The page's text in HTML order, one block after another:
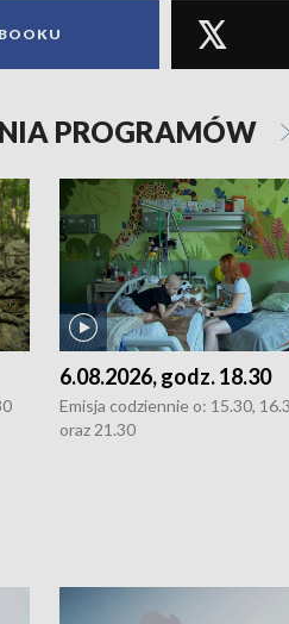
PROGRAMÓW
6.08.2026, godz. 18.30
Emisja codziennie o: 15.30,
oraz 21.30